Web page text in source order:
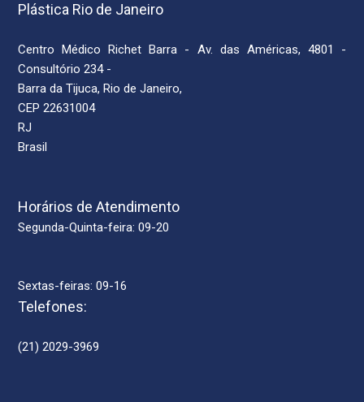
Plástica Rio de Janeiro
Centro Médico Richet Barra - Av. das Américas, 4801 -
Consultório 234 -
Barra da Tijuca, Rio de Janeiro,
CEP 22631004
RJ
Brasil
Horários de Atendimento
Segunda-Quinta-feira: 09-20
Sextas-feiras: 09-16
Telefones:
(21) 2029-3969